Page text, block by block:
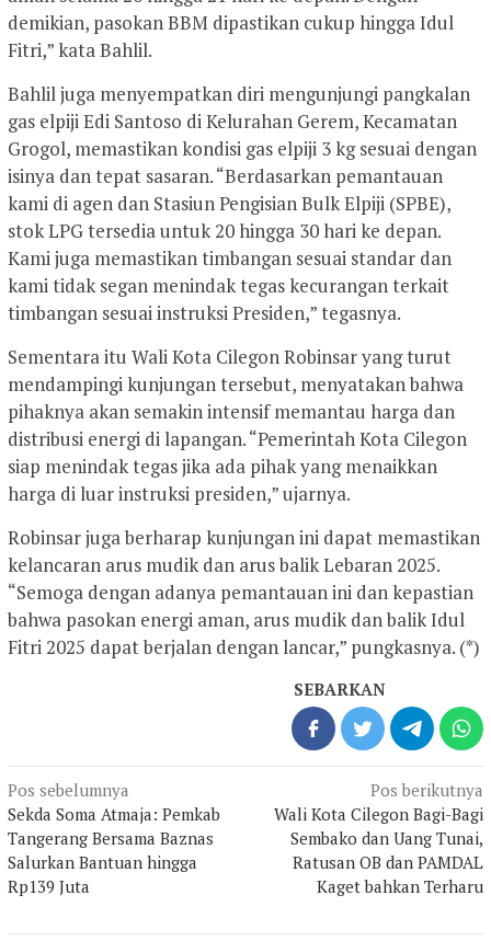
demikian, pasokan BBM dipastikan cukup hingga Idul
Fitri,” kata Bahlil.
Bahlil juga menyempatkan diri mengunjungi pangkalan
gas elpiji Edi Santoso di Kelurahan Gerem, Kecamatan
Grogol, memastikan kondisi gas elpiji 3 kg sesuai dengan
isinya dan tepat sasaran. “Berdasarkan pemantauan
kami di agen dan Stasiun Pengisian Bulk Elpiji (SPBE),
stok LPG tersedia untuk 20 hingga 30 hari ke depan.
Kami juga memastikan timbangan sesuai standar dan
kami tidak segan menindak tegas kecurangan terkait
timbangan sesuai instruksi Presiden,” tegasnya.
Sementara itu Wali Kota Cilegon Robinsar yang turut
mendampingi kunjungan tersebut, menyatakan bahwa
pihaknya akan semakin intensif memantau harga dan
distribusi energi di lapangan. “Pemerintah Kota Cilegon
siap menindak tegas jika ada pihak yang menaikkan
harga di luar instruksi presiden,” ujarnya.
Robinsar juga berharap kunjungan ini dapat memastikan
kelancaran arus mudik dan arus balik Lebaran 2025.
“Semoga dengan adanya pemantauan ini dan kepastian
bahwa pasokan energi aman, arus mudik dan balik Idul
Fitri 2025 dapat berjalan dengan lancar,” pungkasnya. (*)
SEBARKAN
Navigasi
pos
Pos sebelumnya
Sekda Soma Atmaja: Pemkab
Tangerang Bersama Baznas
Salurkan Bantuan hingga
Rp139 Juta
Pos berikutnya
Wali Kota Cilegon Bagi-Bagi
Sembako dan Uang Tunai,
Ratusan OB dan PAMDAL
Kaget bahkan Terharu